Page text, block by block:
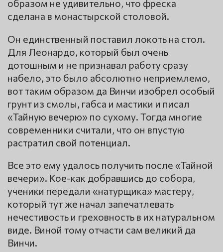
образом не удивительно, что фреска
сделана в монастырской столовой.
Он единственный поставил локоть на стол.
Для Леонардо, который был очень
дотошным и не признавал работу сразу
набело, это было абсолютно неприемлемо,
вот таким образом да Винчи изобрел особый
грунт из смолы, габса и мастики и писал
«Тайную вечерю» по сухому. Тогда многие
современники считали, что он впустую
растратил свой потенциал.
Все это ему удалось получить после «Тайной
вечери». Кое-как добравшись до собора,
ученики передали «натурщика» мастеру,
который тут же начал запечатлевать
нечестивость и греховность в их натуральном
виде. Виной тому отчасти сам великий да
Винчи.